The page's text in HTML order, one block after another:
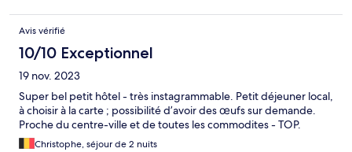
Avis vérifié
10/10 Exceptionnel
19 nov. 2023
Super bel petit hôtel - très instagrammable. Petit déjeuner local,
à choisir à la carte ; possibilité d’avoir des œufs sur demande.
Proche du centre-ville et de toutes les commodites - TOP.
Christophe, séjour de 2 nuits